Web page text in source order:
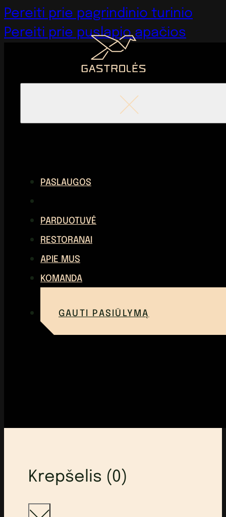
Pereiti prie pagrindinio turinio
Pereiti prie puslapio apačios
PASLAUGOS
PARDUOTUVĖ
RESTORANAI
APIE MUS
KOMANDA
GAUTI PASIŪLYMĄ
Krepšelis (0)